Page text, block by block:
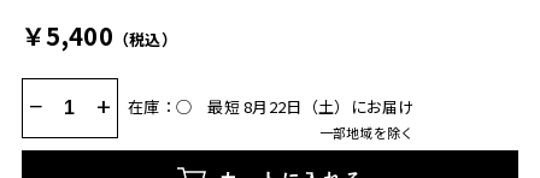
￥5,400 （税込）
− + 在庫：◯ 最短 8月22日（土）にお届け
一部地域を除く